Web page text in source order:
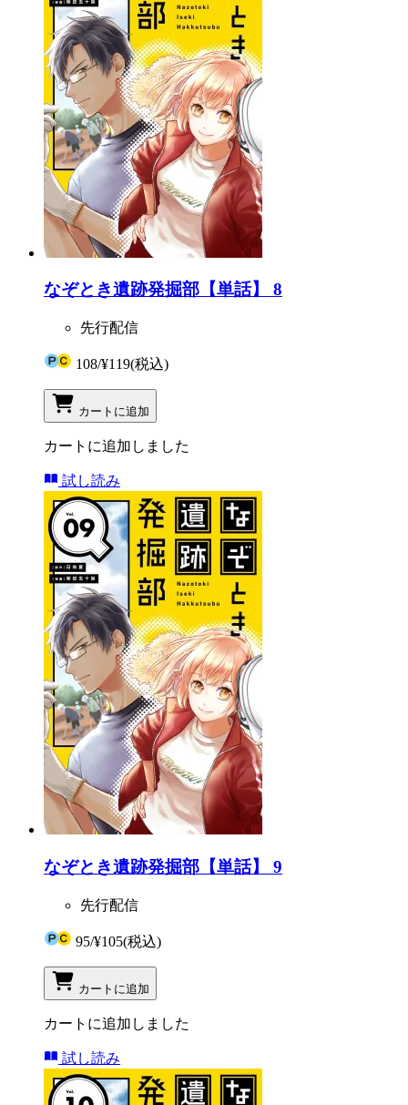
なぞとき遺跡発掘部【単話】 8
先行配信
108/¥119(税込)
カートに追加
カートに追加しました
試し読み
なぞとき遺跡発掘部【単話】 9
先行配信
95/¥105(税込)
カートに追加
カートに追加しました
試し読み